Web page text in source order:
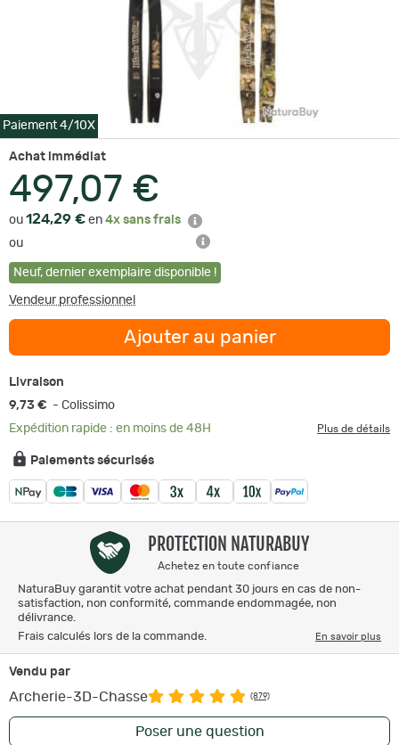
Paiement 4/10X
Achat immédiat
497,07 €
ou 124,29 € en 4x sans frais
ou
Neuf, dernier exemplaire disponible !
Vendeur professionnel
Ajouter au panier
Livraison
9,73 € - Colissimo
Expédition rapide : en moins de 48H
Plus de détails
Paiements sécurisés
PROTECTION NATURABUY
Achetez en toute confiance
NaturaBuy garantit votre achat pendant 30 jours en cas de non-
satisfaction, non conformité, commande endommagée, non
délivrance.
Frais calculés lors de la commande.
En savoir plus
Vendu par
Archerie-3D-Chasse (879)
Poser une question